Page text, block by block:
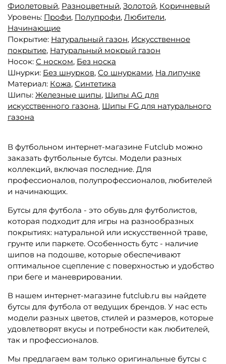
Фиолетовый, Разноцветный, Золотой, Коричневый
Уровень: Профи, Полупрофи, Любители,
Начинающие
Покрытие: Натуральный газон, Искусственное
покрытие, Натуральный мокрый газон
Носок: С носком, Без носка
Шнурки: Без шнурков, Со шнурками, На липучке
Материал: Кожа, Синтетика
Шипы: Железные шипы, Шипы AG для
искусственного газона, Шипы FG для натурального
газона
В футбольном интернет-магазине Futclub можно
заказать футбольные бутсы. Модели разных
коллекций, включая последние. Для
профессионалов, полупрофессионалов, любителей
и начинающих.
Бутсы для футбола - это обувь для футболистов,
которая подходит для игры на разнообразных
покрытиях: натуральной или искусственной траве,
грунте или паркете. Особенность бутс - наличие
шипов на подошве, которые обеспечивают
оптимальное сцепление с поверхностью и удобство
при беге и маневрировании.
В нашем интернет-магазине futclub.ru вы найдете
бутсы для футбола от ведущих брендов. У нас есть
модели разных цветов, стилей и размеров, которые
удовлетворят вкусы и потребности как любителей,
так и профессионалов.
Мы предлагаем вам только оригинальные бутсы с